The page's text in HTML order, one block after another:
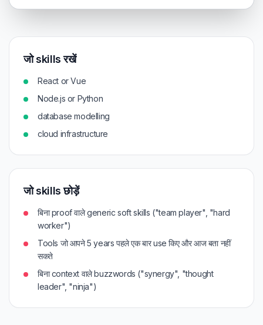
जो skills रखें
React or Vue
Node.js or Python
database modelling
cloud infrastructure
जो skills छोड़ें
बिना proof वाले generic soft skills ("team player", "hard
worker")
Tools जो आपने 5 years पहले एक बार use किए और आज बता नहीं
सकते
बिना context वाले buzzwords ("synergy", "thought
leader", "ninja")